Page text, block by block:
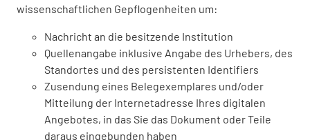
wissenschaftlichen Gepflogenheiten um:
Nachricht an die besitzende Institution
Quellenangabe inklusive Angabe des Urhebers, des
Standortes und des persistenten Identifiers
Zusendung eines Belegexemplares und/oder
Mitteilung der Internetadresse Ihres digitalen
Angebotes, in das Sie das Dokument oder Teile
daraus eingebunden haben